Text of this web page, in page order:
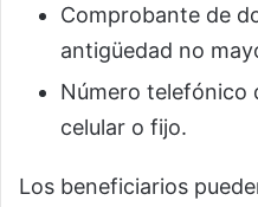
Comprobante de
antigüedad no
Número telefónico
celular o fijo.
Los beneficiarios